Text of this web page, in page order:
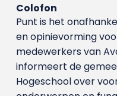
Colofon
Punt is het
en opinievorming
medewerkers van
informeert de
Hogeschool over